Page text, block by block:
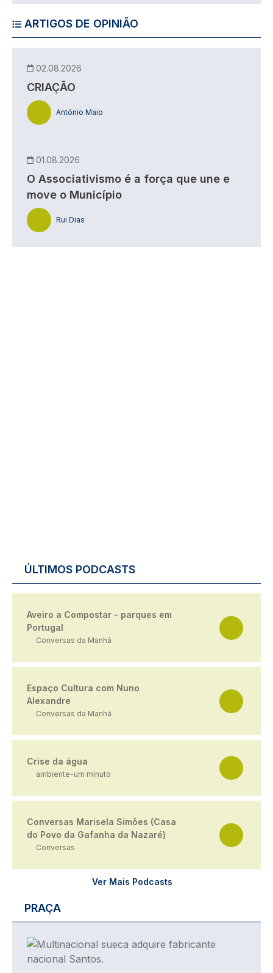
ARTIGOS DE OPINIÃO
02.08.2026
CRIAÇÃO
António Maio
01.08.2026
O Associativismo é a força que une e
move o Município
Rui Dias
ÚLTIMOS PODCASTS
Aveiro a Compostar - parques em
Portugal
Conversas da Manhã
Espaço Cultura com Nuno
Alexandre
Conversas da Manhã
Crise da água
ambiente-um minuto
Conversas Marisela Simões (Casa
do Povo da Gafanha da Nazaré)
Conversas
Ver Mais Podcasts
PRAÇA
Imagem